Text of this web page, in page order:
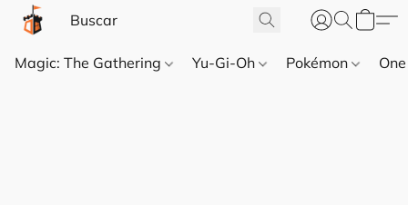
Magic: The Gathering Yu-Gi-Oh Pokémon